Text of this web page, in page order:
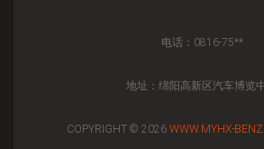
电话：0816-75**
地址：绵阳高新区汽车博览
COPYRIGHT © 2026 WWW.MYHX-